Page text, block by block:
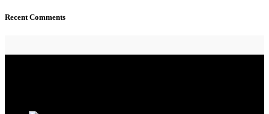
Recent Comments